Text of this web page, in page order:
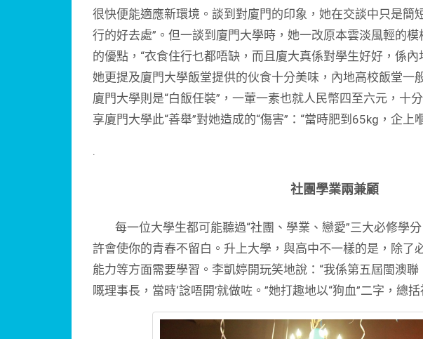
很快便能適應新環境。談到對廈門的印象，她在交談中只是簡
行的好去處”。但一談到廈門大學時，她一改原本雲淡風輕的
的優點，“衣食住行乜都唔缺，而且廈大真係對學生好好，係
她更提及廈門大學飯堂提供的伙食十分美味，內地高校飯堂一
廈門大學則是“白飯任裝”，一葷一素也就人民幣四至六元，十
享廈門大學此“善舉”對她造成的“傷害”：“當時肥到65kg，企上
.
社團學業兩兼顧
每一位大學生都可能聽過“社團、學業、戀愛”三大必修學
許會使你的青春不留白。升上大學，與高中不一樣的是，除了
能力等方面需要學習。李凱婷開玩笑地說：“我係第五屆閩澳聯
嘅理事長，當時‘諗唔開’就做咗。”她打趣地以“狗血”二字，總括